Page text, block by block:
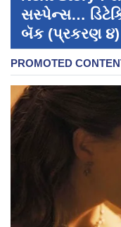
સસ્પેન્સ…
બૅક (પ્રકરણ ૪)